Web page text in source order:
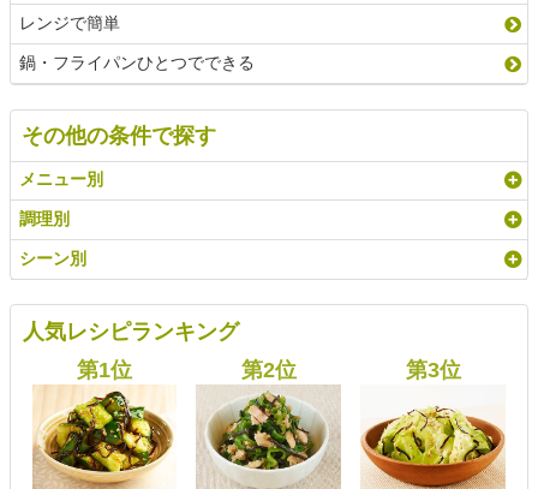
レンジで簡単
鍋・フライパンひとつでできる
その他の条件で探す
メニュー別
調理別
シーン別
人気レシピランキング